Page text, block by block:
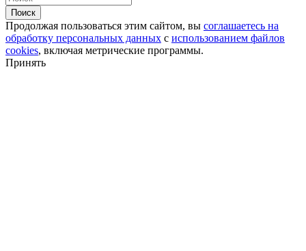
Поиск
Продолжая пользоваться этим сайтом, вы соглашаетесь на
обработку персональных данных с использованием файлов
cookies, включая метрические программы.
Принять